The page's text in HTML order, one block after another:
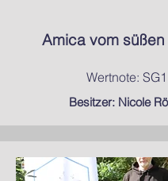
Amica vom
Wertnote: SG1
Besitzer: Nicole